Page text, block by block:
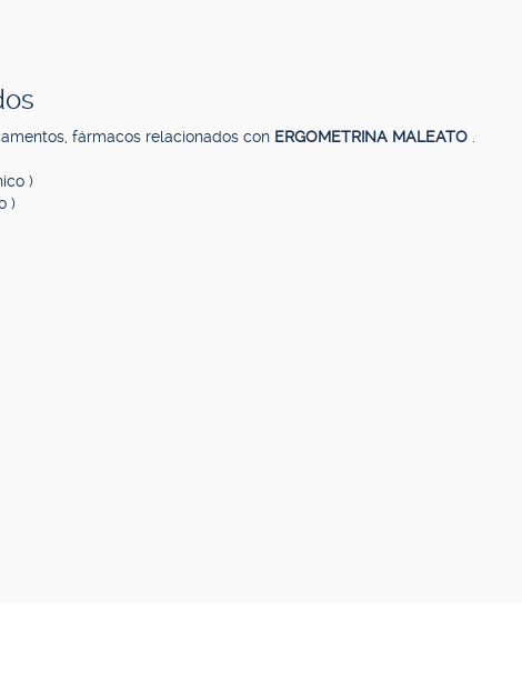
fármacos relacionados con ERGOMETRINA MALEATO
)
)